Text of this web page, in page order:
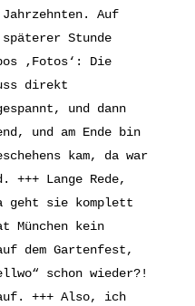
Auf
Stunde
‚Fotos‘: Die
direkt
und dann
und am Ende bin
kam, da war
Lange Rede,
geht sie komplett
München kein
dem Gartenfest,
schon wieder?!
+++ Also, ich